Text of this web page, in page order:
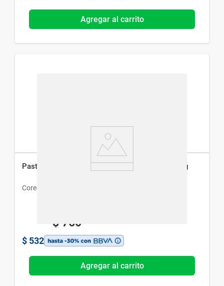
Agregar al carrito
Pasta Dental Adhesiva Ultra Corega Menta x 70 g
Corega
$ 760
$ 532
Agregar al carrito